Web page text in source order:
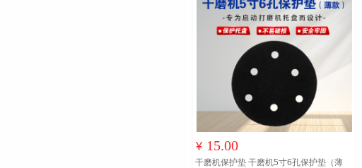
¥ 15.00
干磨机保护垫 干磨机5寸6孔保护垫（薄